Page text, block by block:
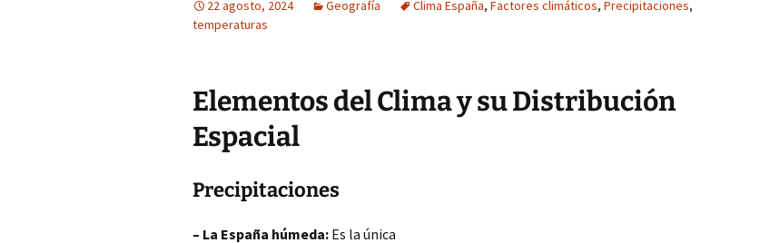
22 agosto, 2024 Geografía Clima España, Factores climáticos, Precipitaciones,
temperaturas
Elementos del Clima y su Distribución
Espacial
Precipitaciones
– La España húmeda: Es la única